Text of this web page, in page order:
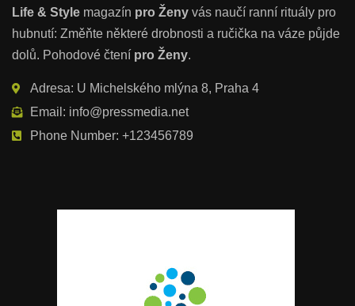
Life & Style magazín pro Ženy vás naučí ranní rituály pro
hubnutí: Změňte některé drobnosti a ručička na váze půjde
dolů. Pohodové čtení pro Ženy.
Adresa: U Michelského mlýna 8, Praha 4
Email: info@pressmedia.net
Phone Number: +123456789